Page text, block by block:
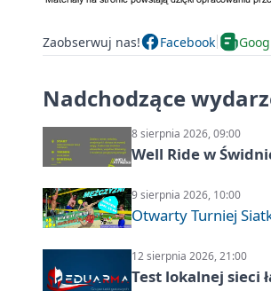
Zaobserwuj nas! Facebook
Nadchodzące
8 sierpnia 2026, 09:00
Well Ride w
9 sierpnia 2026, 10:00
Otwarty Turniej
12 sierpnia 2026, 21:00
Test lokalnej sieci